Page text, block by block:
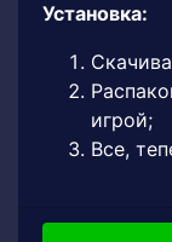
Установка:
игрой;
Все,